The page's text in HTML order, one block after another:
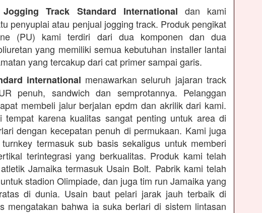
Track Standard International dan kami
penyuplai atau penjual jogging track. Produk pengikat
(PU) kami terdiri dari dua komponen dan dua
yang memiliki semua kebutuhan installer lantai
yang tercakup dari cat primer sampai garis.
international menawarkan seluruh jajaran track
penuh, sandwich dan semprotannya. Pelanggan
membeli jalur berjalan epdm dan akrilik dari kami.
tempat karena kualitas sangat penting untuk area di
dengan kecepatan penuh di permukaan. Kami juga
termasuk sub basis sekaligus untuk memberi
terintegrasi yang berkualitas. Produk kami telah
Jamaika termasuk Usain Bolt. Pabrik kami telah
stadion Olimpiade, dan juga tim run Jamaika yang
di dunia. Usain baut pelari jarak jauh terbaik di
mengatakan bahwa ia suka berlari di sistem lintasan